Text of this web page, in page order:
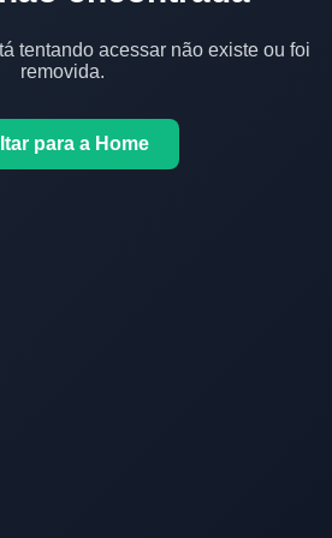
tentando acessar não existe ou foi
removida.
para a Home